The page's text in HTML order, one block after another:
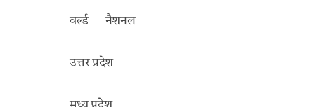
वर्ल्ड नैशनल
उत्तर प्रदेश